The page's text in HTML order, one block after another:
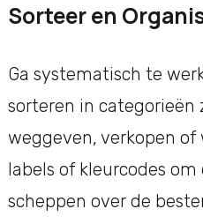
Sorteer en
Ga systematisch te
sorteren in categorieën
weggeven, verkopen of
labels of kleurcodes
scheppen over de